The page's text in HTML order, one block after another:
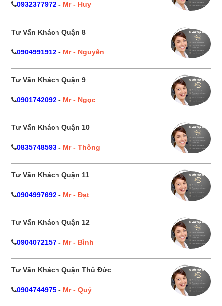
0932377972 - Mr - Huy
Tư Vấn Khách Quận 8
0904991912 - Mr - Nguyên
Tư Vấn Khách Quận 9
0901742092 - Mr - Ngọc
Tư Vấn Khách Quận 10
0835748593 - Mr - Thông
Tư Vấn Khách Quận 11
0904997692 - Mr - Đạt
Tư Vấn Khách Quận 12
0904072157 - Mr - Bình
Tư Vấn Khách Quận Thủ Đức
0904744975 - Mr - Quý